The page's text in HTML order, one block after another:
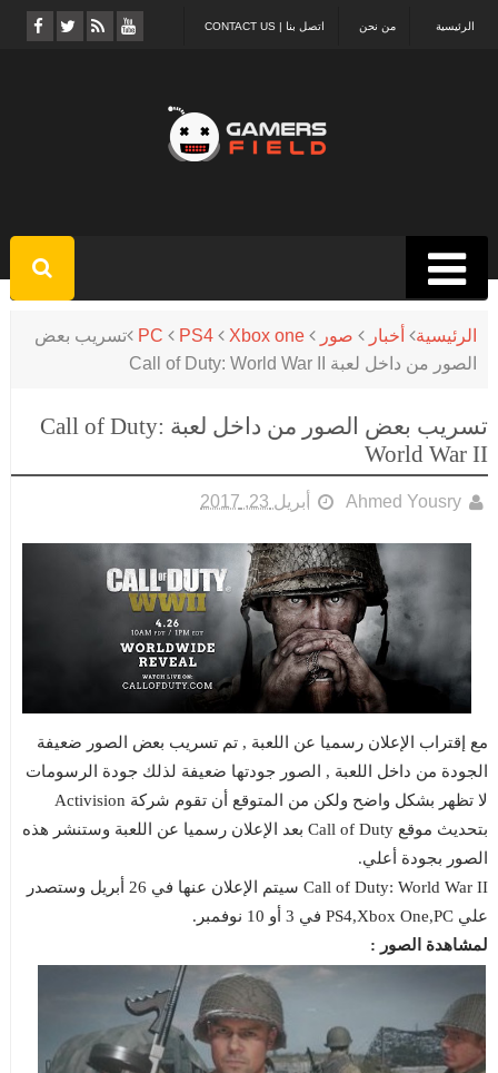
اتصل بنا | CONTACT US من نحن الرئيسية
الرئيسية أخبار صور PC PS4 Xbox one
تسريب بعض
الصور من داخل لعبة Call of Duty: World War II
تسريب بعض الصور من داخل لعبة Call of Duty:
World War II
Ahmed Yousry أبريل 23, 2017
مع إقتراب الإعلان رسميا عن اللعبة , تم تسريب بعض الصور ضعيفة
الجودة من داخل اللعبة , الصور جودتها ضعيفة لذلك جودة الرسومات
لا تظهر بشكل واضح ولكن من المتوقع أن تقوم شركة Activision
بتحديث موقع Call of Duty بعد الإعلان رسميا عن اللعبة وستنشر هذه
الصور بجودة أعلي.
Call of Duty: World War II سيتم الإعلان عنها في 26 أبريل وستصدر
علي PS4,Xbox One,PC في 3 أو 10 نوفمبر.
لمشاهدة الصور :